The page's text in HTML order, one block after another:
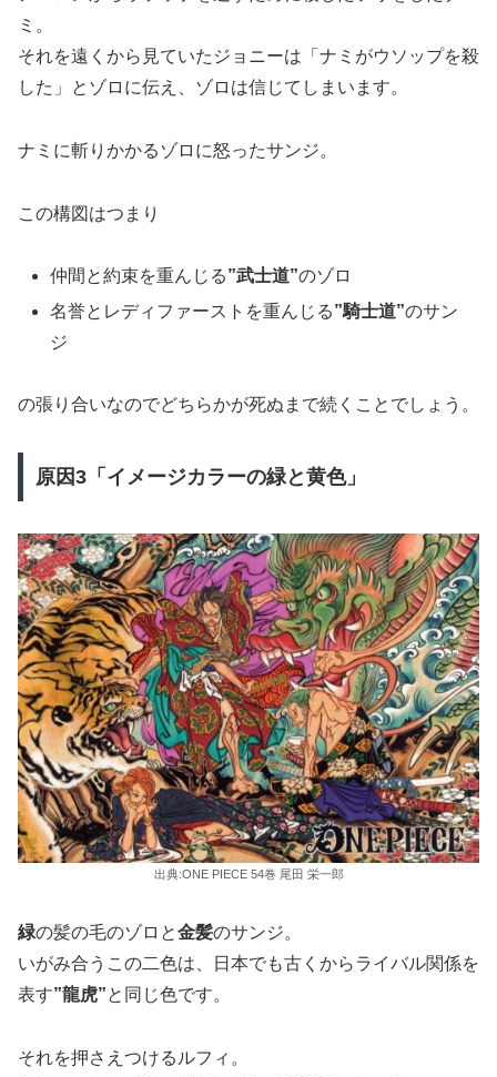
ミ。
それを遠くから見ていたジョニーは「ナミがウソップを殺
した」とゾロに伝え、ゾロは信じてしまいます。
ナミに斬りかかるゾロに怒ったサンジ。
この構図はつまり
仲間と約束を重んじる”武士道”のゾロ
名誉とレディファーストを重んじる”騎士道”のサン
ジ
の張り合いなのでどちらかが死ぬまで続くことでしょう。
原因3「イメージカラーの緑と黄色」
出典:ONE PIECE 54巻 尾田 栄一郎
緑の髪の毛のゾロと金髪のサンジ。
いがみ合うこの二色は、日本でも古くからライバル関係を
表す”龍虎”と同じ色です。
それを押さえつけるルフィ。